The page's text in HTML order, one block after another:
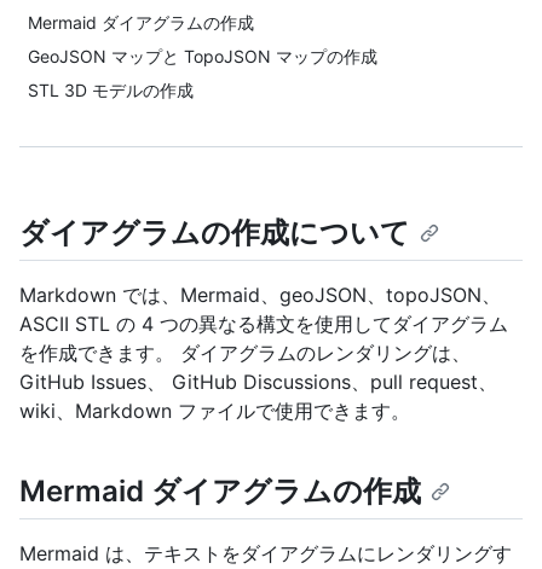
Mermaid ダイアグラムの作成
GeoJSON マップと TopoJSON マップの作成
STL 3D モデルの作成
ダイアグラムの作成について
Markdown では、Mermaid、geoJSON、topoJSON、
ASCII STL の 4 つの異なる構文を使用してダイアグラム
を作成できます。 ダイアグラムのレンダリングは、
GitHub Issues、 GitHub Discussions、pull request、
wiki、Markdown ファイルで使用できます。
Mermaid ダイアグラムの作成
Mermaid は、テキストをダイアグラムにレンダリングす